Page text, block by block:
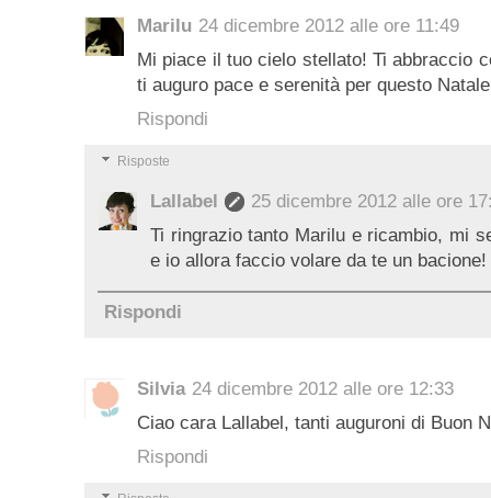
Marilu 24 dicembre 2012 alle ore 11:49
Mi piace il tuo cielo stellato! Ti abbraccio
ti auguro pace e serenità per questo
Rispondi
Risposte
Lallabel
25 dicembre 2012 alle ore
Ti ringrazio tanto Marilu e ricambio, mi
e io allora faccio volare da te un bacione!
Rispondi
Silvia 24 dicembre 2012 alle ore 12:33
Ciao cara Lallabel, tanti auguroni di Buon
Rispondi